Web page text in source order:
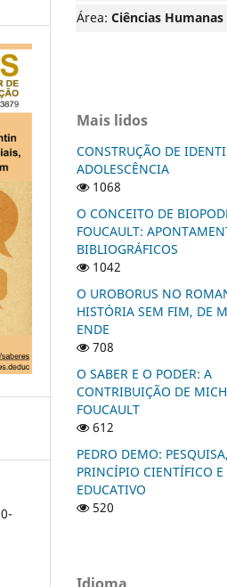
Área: Ciências Humanas
Mais lidos
CONSTRUÇÃO DE
ADOLESCÊNCIA
1068
O CONCEITO DE
FOUCAULT:
BIBLIOGRÁFICOS
1042
O UROBORUS NO
HISTÓRIA SEM FIM, DE
ENDE
708
O SABER E O PODER: A
CONTRIBUIÇÃO DE
FOUCAULT
612
PEDRO DEMO: PESQUISA,
PRINCÍPIO CIENTÍFICO E
EDUCATIVO
520